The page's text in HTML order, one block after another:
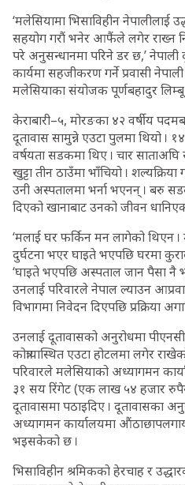
‘मलेसियामा भिसाविहीन नेपालीलाई
सहयोग गरौं भनेर आफैंले लगेर राख्न
परे अनुसन्धानमा परिने डर छ,’
कार्यमा सहजीकरण गर्ने प्रवासी
मलेसियाका संयोजक पूर्णबहादुर
केराबारी–५, मोरङका ४२ वर्षीय
दूतावास सामुन्ने एउटा पुलमा थियो ।
वर्षयता सडकमा थिए । चार
खुट्टा तीन ठाउँमा भाँचियो ।
उनी अस्पतालमा भर्ना भएनन् । बरु
दिएको खानाबाट उनको जीवन
‘मलाई घर फर्किन मन लागेको थिएन ।
दुर्घटना भएर घाइते भएपछि घरमा
‘घाइते भएपछि अस्पताल जान पैसा नै
उनलाई परिवारले नेपाल ल्याउन
विभागमा निवेदन दिएपछि प्रक्रिया
उनलाई दूतावासको अनुरोधमा
कोत्रायास्थित एउटा होटलमा लगेर
परिवारले मलेसियाको अध्यागमन
३१ सय रिंगेट (एक लाख ५४ हजार रुपैयाँ)
दूतावासमा पठाइदिए । दूतावासका
अध्यागमन कार्यालयमा
भइसकेको छ ।
भिसाविहीन श्रमिकको हेरचाह र